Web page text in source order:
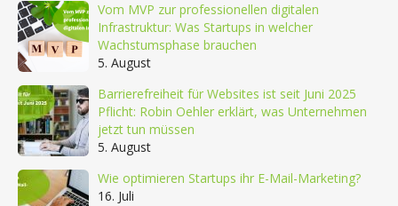
Vom MVP zur professionellen digitalen
Infrastruktur: Was Startups in welcher
Wachstumsphase brauchen
5. August
Barrierefreiheit für Websites ist seit Juni 2025
Pflicht: Robin Oehler erklärt, was Unternehmen
jetzt tun müssen
5. August
Wie optimieren Startups ihr E-Mail-Marketing?
16. Juli